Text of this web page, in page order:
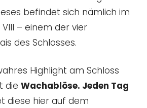
befindet sich nämlich im
– einem der vier
des Schlosses.
Highlight am Schloss
die Wachablöse. Jeden Tag
diese hier auf dem